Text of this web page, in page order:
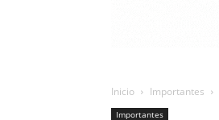
Inicio Importantes
Importantes